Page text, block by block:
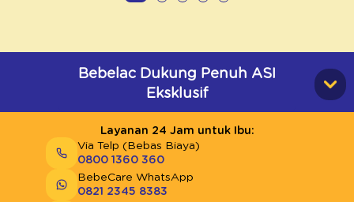
Bebelac Dukung Penuh ASI
Eksklusif
Layanan 24 Jam untuk Ibu:
Via Telp (Bebas Biaya)
0800 1360 360
BebeCare WhatsApp
0821 2345 8383